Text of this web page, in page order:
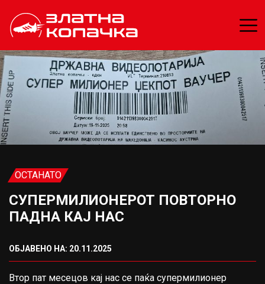
ОСТАНАТО
СУПЕРМИЛИОНЕРОТ ПОВТОРНО
ПАДНА КАЈ НАС
ОБЈАВЕНО НА: 20.11.2025
Втор пат месецов кај нас се паќа супермилионер